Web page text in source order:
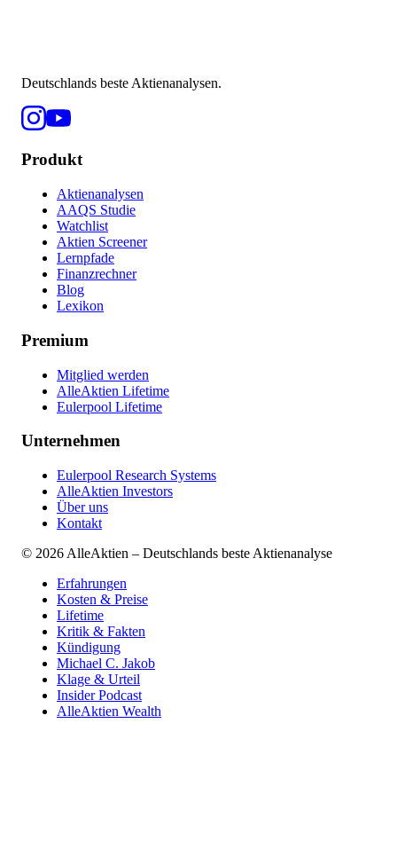
Deutschlands beste Aktienanalysen.
Produkt
Aktienanalysen
AAQS Studie
Watchlist
Aktien Screener
Lernpfade
Finanzrechner
Blog
Lexikon
Premium
Mitglied werden
AlleAktien Lifetime
Eulerpool Lifetime
Unternehmen
Eulerpool Research Systems
AlleAktien Investors
Über uns
Kontakt
© 2026 AlleAktien – Deutschlands beste Aktienanalyse
Erfahrungen
Kosten & Preise
Lifetime
Kritik & Fakten
Kündigung
Michael C. Jakob
Klage & Urteil
Insider Podcast
AlleAktien Wealth